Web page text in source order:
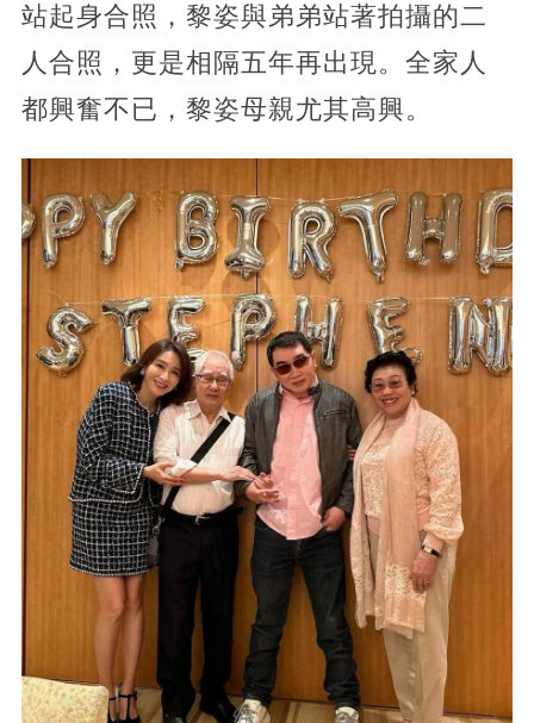
站起身合照，黎姿與弟弟站著拍攝的二
人合照，更是相隔五年再出現。全家人
都興奮不已，黎姿母親尤其高興。